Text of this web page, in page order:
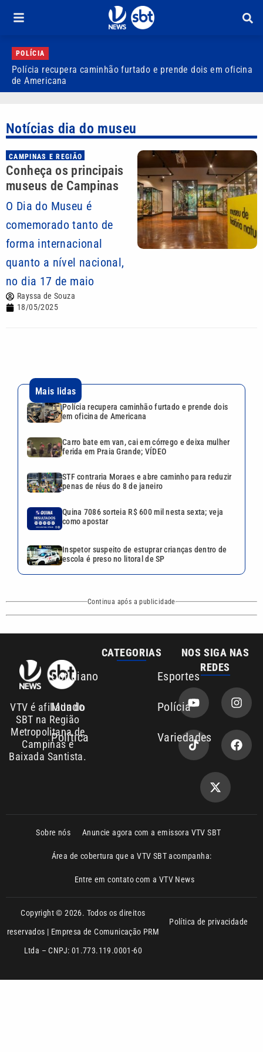
POLÍCIA
Polícia recupera caminhão furtado e prende dois em oficina
de Americana
Notícias dia do museu
CAMPINAS E REGIÃO
Conheça os principais
museus de Campinas
O Dia do Museu é
comemorado tanto de
forma internacional
quanto a nível nacional,
no dia 17 de maio
Rayssa de Souza
18/05/2025
Mais lidas
Polícia recupera caminhão furtado e prende dois
em oficina de Americana
Carro bate em van, cai em córrego e deixa mulher
ferida em Praia Grande; VÍDEO
STF contraria Moraes e abre caminho para reduzir
penas de réus do 8 de janeiro
Quina 7086 sorteia R$ 600 mil nesta sexta; veja
como apostar
Inspetor suspeito de estuprar crianças dentro de
escola é preso no litoral de SP
Continua após a publicidade
VTV é afiliada do
SBT na Região
Metropolitana de
Campinas e
Baixada Santista.
CATEGORIAS
Cotidiano Esportes
Mundo Polícia
Política Variedades
NOS SIGA NAS
REDES
Sobre nós Anuncie agora com a emissora VTV SBT
Área de cobertura que a VTV SBT acompanha:
Entre em contato com a VTV News
Copyright © 2026. Todos os direitos
reservados | Empresa de Comunicação PRM
Ltda – CNPJ: 01.773.119.0001-60
Política de privacidade